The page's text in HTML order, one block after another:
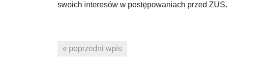
swoich interesów w postępowaniach przed ZUS.
« poprzedni wpis